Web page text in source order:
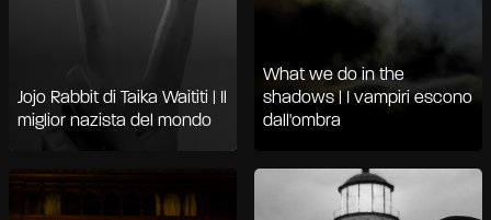
Jojo Rabbit di Taika Waititi | Il
miglior nazista del mondo
What we do in the
shadows | I vampiri escono
dall'ombra